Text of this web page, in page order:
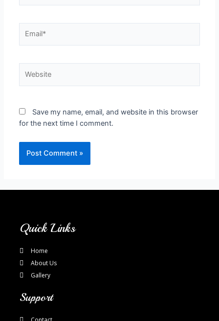
Save my name, email, and website in this browser
for the next time I comment.
Quick Links
Home
About Us
Gallery
Support